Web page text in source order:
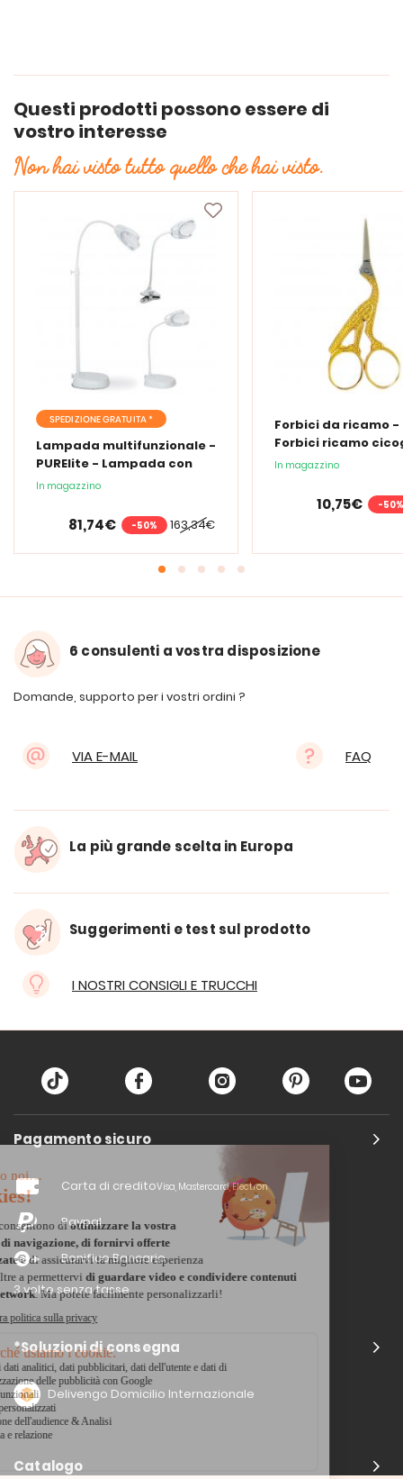
Questi prodotti possono essere di
vostro interesse
Non hai visto tutto quello che hai visto.
SPEDIZIONE GRATUITA *
Lampada multifunzionale -
PURElite - Lampada con
lente d'ingrandimento
In magazzino
163,34€
81,74€ -50%
Forbici da ricamo -
Forbici ricamo
In magazzino
10,75€ -50%
6 consulenti a vostra disposizione
Domande, supporto per i vostri ordini ?
VIA E-MAIL FAQ
La più grande scelta in Europa
Suggerimenti e test sul prodotto
I NOSTRI CONSIGLI E TRUCCHI
Pagamento sicuro
Carta di creditoVisa, Mastercard, Electron
Paypal
Bonifico Bancario
3 volte senza tasse
*Soluzioni di consegna
Delivengo Domicilio Internazionale
Catalogo